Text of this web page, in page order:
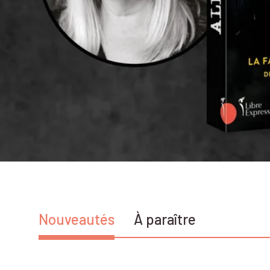
Nouveautés À paraître